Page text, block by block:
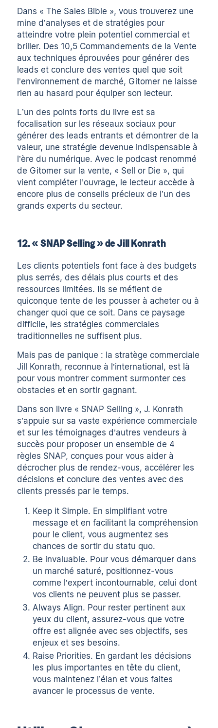
Dans « The Sales Bible », vous trouverez une
mine d’analyses et de stratégies pour
atteindre votre plein potentiel commercial et
briller. Des 10,5 Commandements de la Vente
aux techniques éprouvées pour générer des
leads et conclure des ventes quel que soit
l’environnement de marché, Gitomer ne laisse
rien au hasard pour équiper son lecteur.
L’un des points forts du livre est sa
focalisation sur les réseaux sociaux pour
générer des leads entrants et démontrer de la
valeur, une stratégie devenue indispensable à
l’ère du numérique. Avec le podcast renommé
de Gitomer sur la vente, « Sell or Die », qui
vient compléter l’ouvrage, le lecteur accède à
encore plus de conseils précieux de l’un des
grands experts du secteur.
12. « SNAP Selling » de Jill Konrath
Les clients potentiels font face à des budgets
plus serrés, des délais plus courts et des
ressources limitées. Ils se méfient de
quiconque tente de les pousser à acheter ou à
changer quoi que ce soit. Dans ce paysage
difficile, les stratégies commerciales
traditionnelles ne suffisent plus.
Mais pas de panique : la stratège commerciale
Jill Konrath, reconnue à l’international, est là
pour vous montrer comment surmonter ces
obstacles et en sortir gagnant.
Dans son livre « SNAP Selling », J. Konrath
s’appuie sur sa vaste expérience commerciale
et sur les témoignages d’autres vendeurs à
succès pour proposer un ensemble de 4
règles SNAP, conçues pour vous aider à
décrocher plus de rendez-vous, accélérer les
décisions et conclure des ventes avec des
clients pressés par le temps.
Keep it Simple. En simplifiant votre
message et en facilitant la compréhension
pour le client, vous augmentez ses
chances de sortir du statu quo.
Be invaluable. Pour vous démarquer dans
un marché saturé, positionnez-vous
comme l’expert incontournable, celui dont
vos clients ne peuvent plus se passer.
Always Align. Pour rester pertinent aux
yeux du client, assurez-vous que votre
offre est alignée avec ses objectifs, ses
enjeux et ses besoins.
Raise Priorities. En gardant les décisions
les plus importantes en tête du client,
vous maintenez l’élan et vous faites
avancer le processus de vente.